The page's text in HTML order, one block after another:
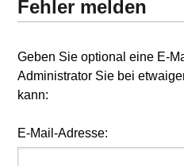
Fehler melden
Geben Sie optional eine E-
Administrator Sie bei
kann:
E-Mail-Adresse: